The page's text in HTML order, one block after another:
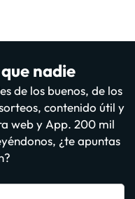
nadie
de los buenos, de los
contenido útil y
web y App. 200 mil
¿te apuntas